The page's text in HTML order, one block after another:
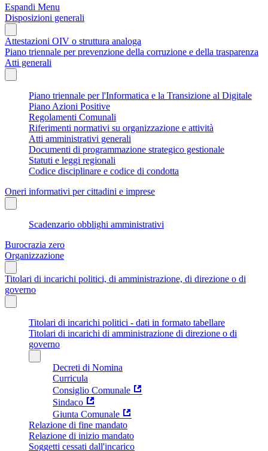
Espandi Menu
Disposizioni generali
Attestazioni OIV o struttura analoga
Piano triennale per prevenzione della corruzione e della trasparenza
Atti generali
Piano triennale per l'Informatica e la Transizione al Digitale
Piano Azioni Positive
Regolamenti Comunali
Riferimenti normativi su organizzazione e attività
Atti amministrativi generali
Documenti di programmazione strategico gestionale
Statuti e leggi regionali
Codice disciplinare e codice di condotta
Oneri informativi per cittadini e imprese
Scadenzario obblighi amministrativi
Burocrazia zero
Organizzazione
Titolari di incarichi politici, di amministrazione, di direzione o di
governo
Titolari di incarichi politici - dati in formato tabellare
Titolari di incarichi di amministrazione di direzione o di
governo
Decreti di Nomina
Curricula
Consiglio Comunale
Sindaco
Giunta Comunale
Relazione di fine mandato
Relazione di inizio mandato
Soggetti cessati dall'incarico